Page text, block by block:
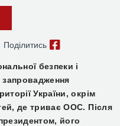
Поділитись
безпеки і
України, окрім
де триває ООС. Після
його